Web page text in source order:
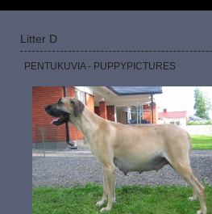
Litter D
PENTUKUVIA - PUPPYPICTURES